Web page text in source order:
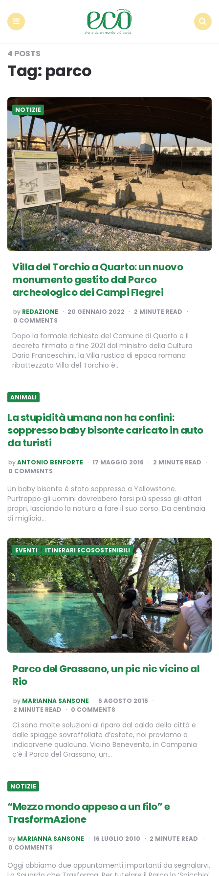
4 POSTS
Tag: parco
NOTIZIE
Villa del Torchio a Quarto: un nuovo
monumento gestito dal Parco
archeologico dei Campi Flegrei
POSTED
BY
by REDAZIONE 20 GENNAIO 2022 2 MINUTE READ
0 COMMENTS
Dopo la formale richiesta del Comune di Quarto e il
decreto firmato a fine 2021 dal ministro della Cultura
Dario Franceschini, la Villa rustica di epoca romana
ribattezzata Villa del Torchio è…
ANIMALI
La stupidità umana non ha confini:
soppresso baby bisonte caricato in auto
da turisti
POSTED
BY
byANTONIO BENFORTE 17 MAGGIO 2016 2 MINUTE READ
0 COMMENTS
Un baby bisonte è stato soppresso a Yellowstone.
Purtroppo gli uomini dovrebbero farsi più spesso gli affari
propri, lasciando la natura a fare il suo corso. Da centinaia
di migliaia…
EVENTI ITINERARI ECOSOSTENIBILI
Parco del Grassano, un pic nic vicino al
Rio
POSTED
BY
by MARIANNA SANSONE
5 AGOSTO 2015
2 MINUTE READ 0 COMMENTS
Ci sono molte soluzioni al riparo dal caldo della città e
dalle spiagge sovraffollate d’estate, noi proviamo a
indicarvene qualcuna. Vicino Benevento, in Campania
c’è il Parco del Grassano, un…
NOTIZIE
“Mezzo mondo appeso a un filo” e
TrasformAzione
POSTED
BY
by MARIANNA SANSONE 16 LUGLIO 2010 2 MINUTE READ
0 COMMENTS
Oggi abbiamo due appuntamenti importanti da segnalarvi.